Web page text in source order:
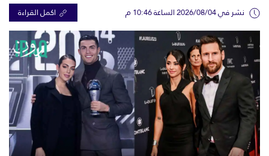
نشر في 2026/08/04 الساعة 10:46 م اكمل القراءة